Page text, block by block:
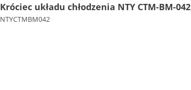
Króciec układu chłodzenia NTY CTM-BM-042
NTYCTMBM042